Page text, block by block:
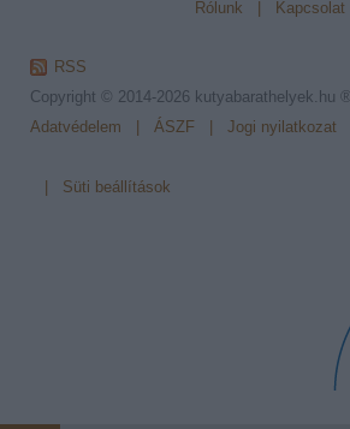
Rólunk Kapcsolat
RSS
Copyright © 2014-2026 kutyabarathelyek.hu ®
Adatvédelem
ÁSZF Jogi nyilatkozat
Süti beállítások